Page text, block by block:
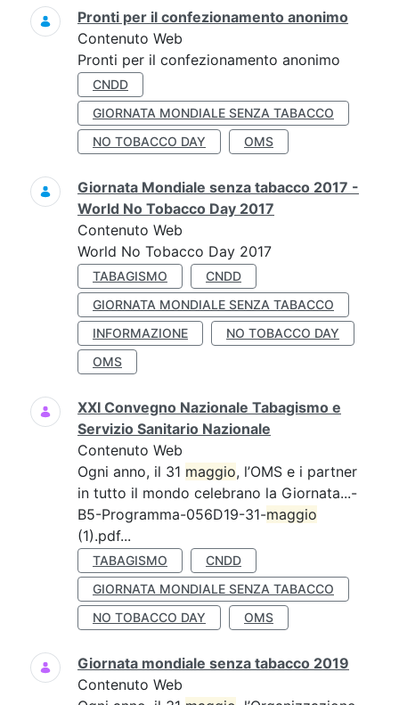
Pronti per il confezionamento anonimo
Contenuto Web
Pronti per il confezionamento anonimo
CNDD
GIORNATA MONDIALE SENZA TABACCO
NO TOBACCO DAY
OMS
Giornata Mondiale senza tabacco 2017 -
World No Tobacco Day 2017
Contenuto Web
World No Tobacco Day 2017
TABAGISMO
CNDD
GIORNATA MONDIALE SENZA TABACCO
INFORMAZIONE
NO TOBACCO DAY
OMS
XXI Convegno Nazionale Tabagismo e
Servizio Sanitario Nazionale
Contenuto Web
Ogni anno, il 31 maggio, l’OMS e i partner
in tutto il mondo celebrano la Giornata...-
B5-Programma-056D19-31-maggio
(1).pdf...
TABAGISMO
CNDD
GIORNATA MONDIALE SENZA TABACCO
NO TOBACCO DAY
OMS
Giornata mondiale senza tabacco 2019
Contenuto Web